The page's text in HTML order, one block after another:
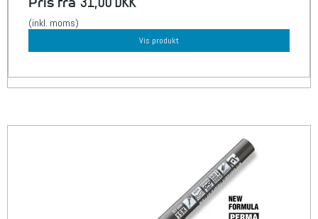
(inkl. moms)
Vis produkt